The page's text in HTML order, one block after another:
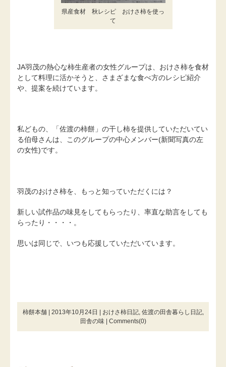
県産食材 秋レシピ おけさ柿を使っ
て
JA羽茂の熱心な柿生産者の女性グループは、おけさ柿を食材
として料理に活かそうと、さまざまな食べ方のレシピ紹介
や、提案を続けています。
私どもの、「佐渡の柿餅」の干し柿を提供していただいてい
る伯母さんは、このグループの中心メンバー(新聞写真の左
の女性)です。
羽茂のおけさ柿を、もっと知っていただくには？
新しい試作品の味見をしてもらったり、率直な助言をしても
らったり・・・・。
思いは同じで、いつも応援していただいています。
柿餅本舗 | 2013年10月24日 | おけさ柿日記, 佐渡の田舎暮らし日記,
田舎の味| Comments(0)